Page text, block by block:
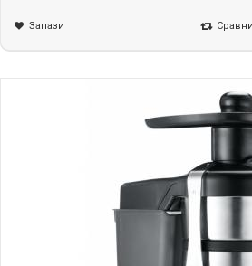
Запази Сравни